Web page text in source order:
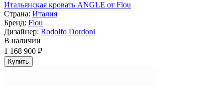
Итальянская кровать ANGLE от Flou
Страна: Италия
Бренд: Flou
Дизайнер: Rodolfo Dordoni
В наличии
1 168 900 ₽
Купить